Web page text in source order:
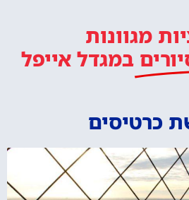
מגוונות
במגדל אייפל
כרטיסים